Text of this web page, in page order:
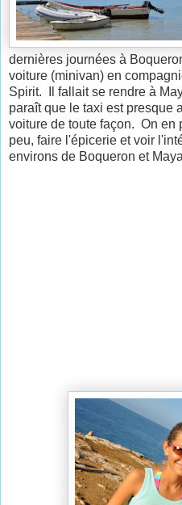
dernières journées à
voiture (minivan) en
Spirit. Il fallait se rendre à
paraît que le taxi est presque
voiture de toute façon. On en
peu, faire l'épicerie et voir
environs de Boqueron et